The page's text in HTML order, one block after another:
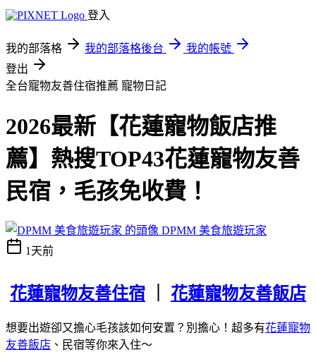
登入
我的部落格 我的部落格後台
我的帳號
登出
全台寵物友善住宿推薦 寵物日記
2026最新【花蓮寵物飯店推
薦】熱搜TOP43花蓮寵物友善
民宿，毛孩免收費！
DPMM 美食旅遊玩家
1天前
花蓮寵物友善住宿 花蓮寵物友善飯店
想要出遊卻又擔心毛孩該如何安置？別擔心！超多有花蓮寵物
友善飯店 、民宿等你來入住～